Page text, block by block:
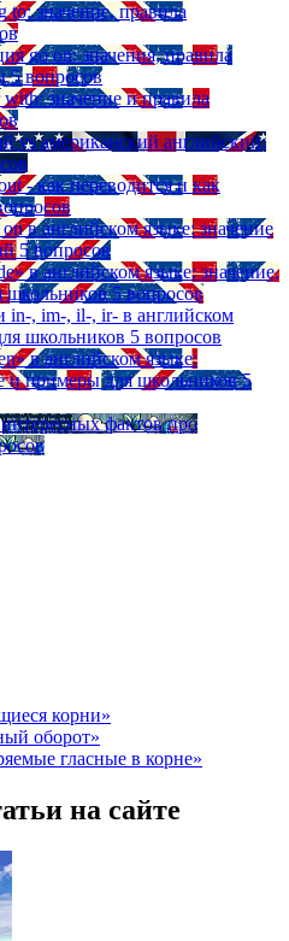
to: значение, правила
go on: значения, правила
5 вопросов
значение и правила
vs американский английский:
- как переводится и как
в английском языке: значение
5 вопросов
в английском языке: значение,
школьников 5 вопросов
in-, im-, il-, ir- в английском
школьников 5 вопросов
в английском языке:
и примеры для школьников 5
фактов про
корни»
оборот»
гласные в корне»
на сайте